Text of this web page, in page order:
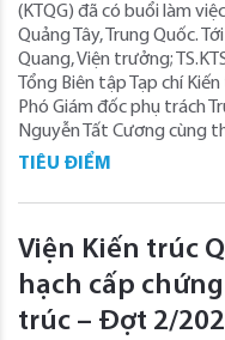
(KTQG) đã có buổi làm
Quảng Tây, Trung Quốc.
Quang, Viện trưởng;
Tổng Biên tập Tạp chí
Phó Giám đốc phụ trách
Nguyễn Tất Cương cùng
TIÊU ĐIỂM
Viện Kiến trúc
hạch cấp
trúc – Đợt 2/